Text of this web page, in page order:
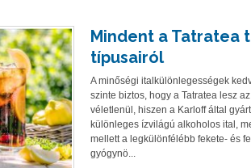
Mindent a Tatratea
típusairól
A minőségi italkülönlegességek
szinte biztos, hogy a Tatratea lesz
véletlenül, hiszen a Karloff által
különleges ízvilágú alkoholos ital,
mellett a legkülönfélébb fekete- és
gyógynö...